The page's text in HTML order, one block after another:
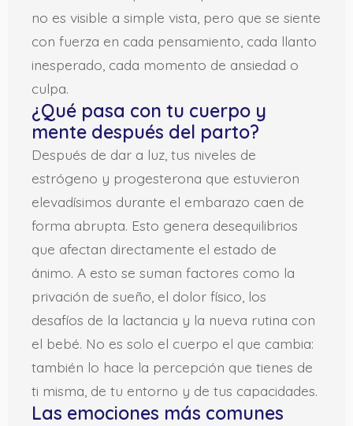
no es visible a simple vista, pero que se siente
con fuerza en cada pensamiento, cada llanto
inesperado, cada momento de ansiedad o
culpa.
¿Qué pasa con tu cuerpo y
mente después del parto?
Después de dar a luz, tus niveles de
estrógeno y progesterona que estuvieron
elevadísimos durante el embarazo caen de
forma abrupta. Esto genera desequilibrios
que afectan directamente el estado de
ánimo. A esto se suman factores como la
privación de sueño, el dolor físico, los
desafíos de la lactancia y la nueva rutina con
el bebé. No es solo el cuerpo el que cambia:
también lo hace la percepción que tienes de
ti misma, de tu entorno y de tus capacidades.
Las emociones más comunes